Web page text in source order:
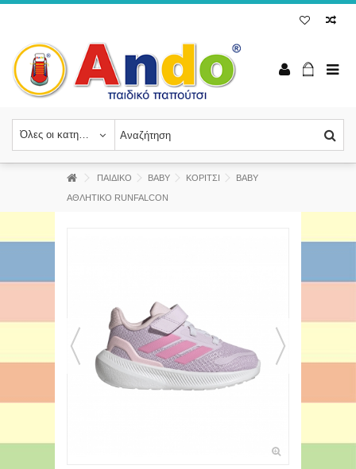
Όλες οι κατηγορίες
ΠΑΙΔΙΚΟ BABY ΚΟΡΙΤΣΙ ΒΑΒΥ
ΑΘΛΗΤΙΚΟ RUNFALCON